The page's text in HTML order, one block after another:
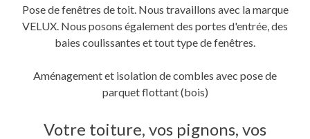
Pose de fenêtres de toit. Nous travaillons avec la marque
VELUX. Nous posons également des portes d'entrée, des
baies coulissantes et tout type de fenêtres.
Aménagement et isolation de combles avec pose de
parquet flottant (bois)
Votre toiture, vos pignons, vos